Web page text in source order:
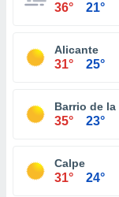
36° 21°
Alicante
31° 25°
Barrio de
35° 23°
Calpe
31° 24°